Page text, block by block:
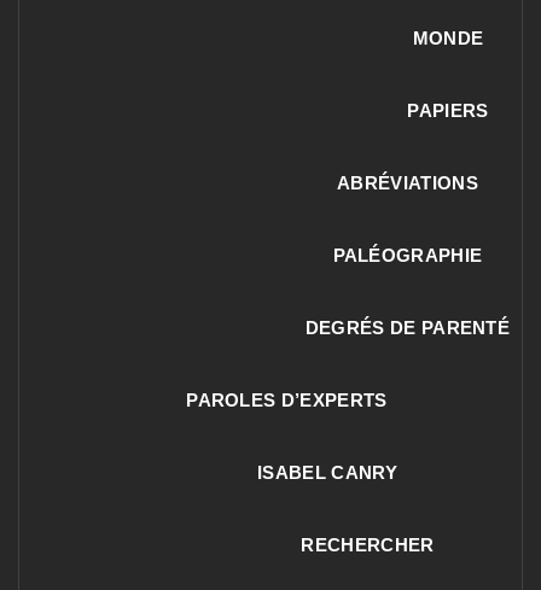
MONDE
PAPIERS
ABRÉVIATIONS
PALÉOGRAPHIE
DEGRÉS DE PARENTÉ
PAROLES D’EXPERTS
ISABEL CANRY
RECHERCHER